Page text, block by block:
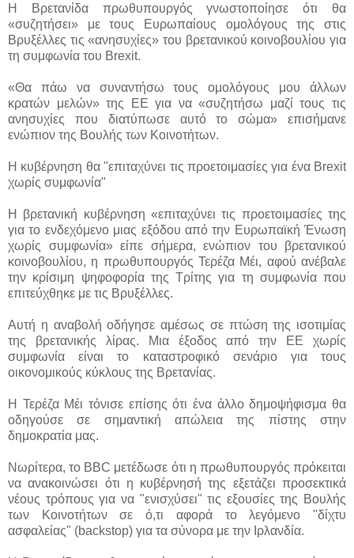
Η Βρετανίδα πρωθυπουργός γνωστοποίησε ότι θα
«συζητήσει» με τους Ευρωπαίους ομολόγους της στις
Βρυξέλλες τις «ανησυχίες» του βρετανικού κοινοβουλίου για
τη συμφωνία του Brexit.
«Θα πάω να συναντήσω τους ομολόγους μου άλλων
κρατών μελών» της ΕΕ για να «συζητήσω μαζί τους τις
ανησυχίες που διατύπωσε αυτό το σώμα» επισήμανε
ενώπιον της Βουλής των Κοινοτήτων.
Η κυβέρνηση θα "επιταχύνει τις προετοιμασίες για ένα Brexit
χωρίς συμφωνία"
Η βρετανική κυβέρνηση «επιταχύνει τις προετοιμασίες της
για το ενδεχόμενο μιας εξόδου από την Ευρωπαϊκή Ένωση
χωρίς συμφωνία» είπε σήμερα, ενώπιον του βρετανικού
κοινοβουλίου, η πρωθυπουργός Τερέζα Μέι, αφού ανέβαλε
την κρίσιμη ψηφοφορία της Τρίτης για τη συμφωνία που
επιτεύχθηκε με τις Βρυξέλλες.
Αυτή η αναβολή οδήγησε αμέσως σε πτώση της ισοτιμίας
της βρετανικής λίρας. Μια έξοδος από την ΕΕ χωρίς
συμφωνία είναι το καταστροφικό σενάριο για τους
οικονομικούς κύκλους της Βρετανίας.
Η Τερέζα Μέι τόνισε επίσης ότι ένα άλλο δημοψήφισμα θα
οδηγούσε σε σημαντική απώλεια της πίστης στην
δημοκρατία μας.
Νωρίτερα, το BBC μετέδωσε ότι η πρωθυπουργός πρόκειται
να ανακοινώσει ότι η κυβέρνησή της εξετάζει προσεκτικά
νέους τρόπους για να "ενισχύσει" τις εξουσίες της Βουλής
των Κοινοτήτων σε ό,τι αφορά το λεγόμενο "δίχτυ
ασφαλείας" (backstop) για τα σύνορα με την Ιρλανδία.